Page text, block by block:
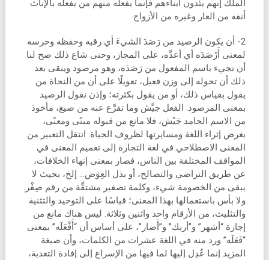
الملك إنهم يئدون أبناءهم فإنما يفعله منهم من يفعله بالإناث
أنفه من العار وغيره من الأزواج .
2- أن يكون الرصيد من رَصَدَ الشيءَ أي رقبه وحفظه وحرسه
لمعنى أَرْصَدَه أي أعدَّه، على المجاز، وحتى شاع ذلك صح لنا
أن تجيء باسم المفعول من رَصَدَه، وهو مرصود ويبقى بعد
ذلك أن تحوله إلى وزن فعيل، تعويلًا على أن من النحاة من
يقول بقياس ذلك، أو من يقول بكثرته؛ وإذن نقول الرصيد
بمعنى المرصود. الفعل جيَّش وما تفرَّع عنه من صيغ، مأخوذ
من الاسم الجامد جَيْش، فلا مانع من قبوله مبنًى ومعنًى،
بغرض إثراء اللغة ومسايرتها لظروف الحياة. انتقل التعبير من
المعنى الاصطلاحي في لغة التجارة إلى تعميم المعنى في
المواقف المختلفة بين الناس، فصار بمعنى إنهاء الخلافات،
عن طريق التراضي والتصالح، أو بذل العِوَض… إلخ، بحيث لا
يبقى من الخصومة شيء، وكلمة تصفير مشتقَّة من رقم صِفْر.
ولا بأس باستعمالها بهذا المعنى؛ قياسًا على التوحيد والتثنية
والتثليث، من الأرقام واحد واثنين وثلاثة. ليس هناك مانع من
إجازة “أشهر” و”أربك” و”أَضار”، على أساس أن “أَفْعَلَه” بمعنى
“فَعَلَه” ورد منه في اللغة عشرات من الكلمات، وأن صيغة
المزيد إنما عُدِل إليها لما فيها من الإسراع إلى إفادة التعدية،